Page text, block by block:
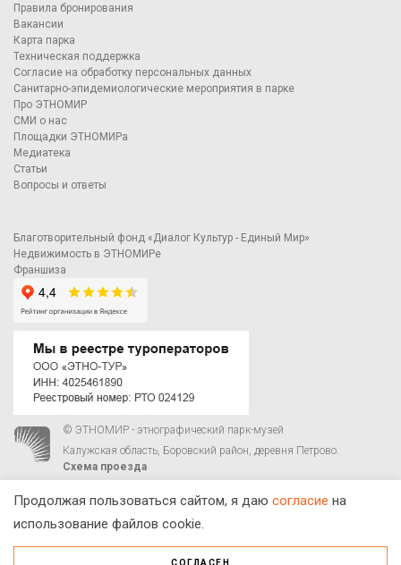
Правила бронирования
Вакансии
Карта парка
Техническая поддержка
Согласие на обработку персональных данных
Санитарно-эпидемиологические мероприятия в парке
Про ЭТНОМИР
СМИ о нас
Площадки ЭТНОМИРа
Медиатека
Статьи
Вопросы и ответы
Благотворительный фонд «Диалог Культур - Единый Мир»
Недвижимость в ЭТНОМИРе
Франшиза
© ЭТНОМИР - этнографический парк-музей
Калужская область, Боровский район, деревня Петрово.
Схема проезда
Продолжая пользоваться сайтом, я даю согласие на
использование файлов cookie.
СОГЛАСЕН